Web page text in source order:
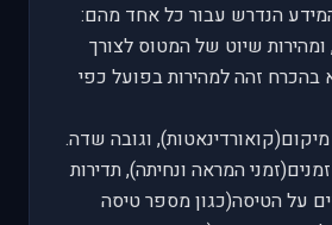
הנדרש עבור כל אחד מהם:
שיוט של המטוס לצורך
בהכרח זהה למהירות בפועל כפי
וגובה שדה.
המראה ונחיתה), תדירות
על הטיסה(כגון מספר טיסה